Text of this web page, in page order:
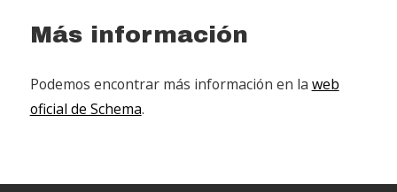
Más información
Podemos encontrar más información en la web
oficial de Schema.